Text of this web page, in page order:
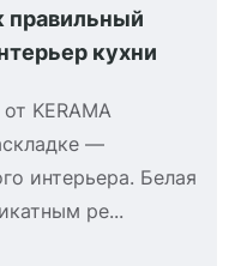
правильный
кухни
KERAMA
—
интерьера. Белая
ре...